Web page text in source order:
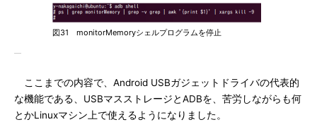
図31 monitorMemoryシェルプログラムを停止
ここまでの内容で、Android USBガジェットドライバの代表的
な機能である、USBマスストレージとADBを、苦労しながらも何
とかLinuxマシン上で使えるようになりました。